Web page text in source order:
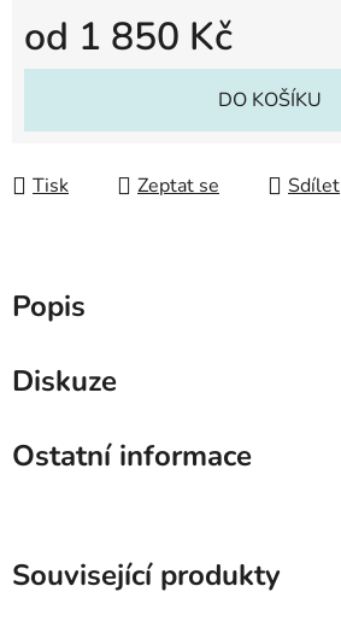
od 1 850 Kč
Měrná cena:
DO KOŠÍKU
Tisk Zeptat se Sdílet
Popis
Diskuze
Ostatní informace
Související produkty